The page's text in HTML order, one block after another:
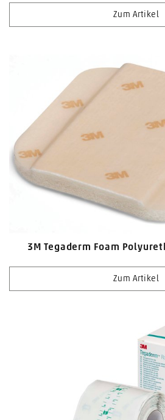
Zum Artikel
3M Tegaderm Foam
Zum Artikel